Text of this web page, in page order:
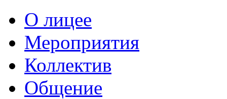
О лицее
Мероприятия
Коллектив
Общение